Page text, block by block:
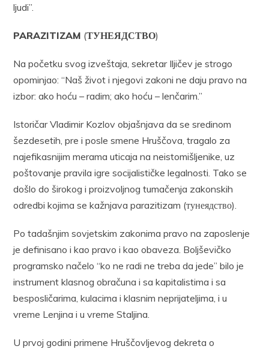
ljudi”.
PARAZITIZAM (ТУНЕЯДСТВО)
Na početku svog izveštaja, sekretar Iljičev je strogo
opominjao: “Naš život i njegovi zakoni ne daju pravo na
izbor: ako hoću – radim; ako hoću – lenčarim.”
Istoričar Vladimir Kozlov objašnjava da se sredinom
šezdesetih, pre i posle smene Hruščova, tragalo za
najefikasnijim merama uticaja na neistomišljenike, uz
poštovanje pravila igre socijalističke legalnosti. Tako se
došlo do širokog i proizvoljnog tumačenja zakonskih
odredbi kojima se kažnjava parazitizam (тунеядство).
Po tadašnjim sovjetskim zakonima pravo na zaposlenje
je definisano i kao pravo i kao obaveza. Boljševičko
programsko načelo “ko ne radi ne treba da jede” bilo je
instrument klasnog obračuna i sa kapitalistima i sa
besposličarima, kulacima i klasnim neprijateljima, i u
vreme Lenjina i u vreme Staljina.
U prvoj godini primene Hruščovljevog dekreta o